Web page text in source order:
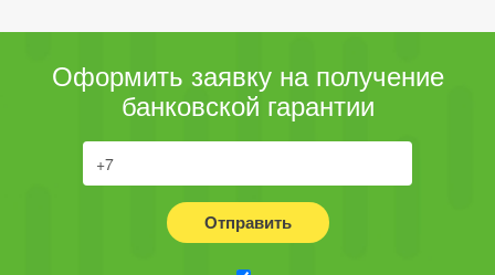
Оформить заявку на получение
банковской гарантии
Отправить